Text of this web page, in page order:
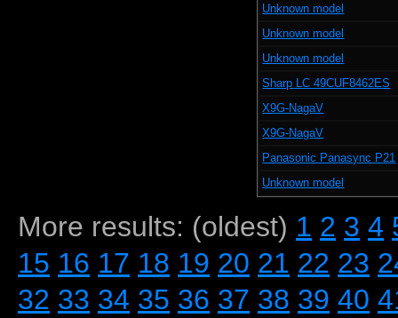
Unknown model
Unknown model
Unknown model
Sharp LC 49CUF8462ES
X9G-NagaV
X9G-NagaV
Panasonic Panasync P21
Unknown model
More results: (oldest) 1 2 3 4
15 16 17 18 19 20 21 22 23
32 33 34 35 36 37 38 39 40